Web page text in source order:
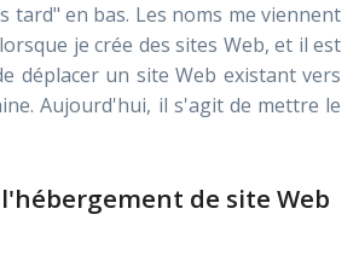
tard" en bas. Les noms me viennent
je crée des sites Web, et il est
déplacer un site Web existant vers
Aujourd'hui, il s'agit de mettre le
de site Web